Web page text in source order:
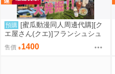
預購 [蜜瓜動漫同人周邊代購][ク
エ屋さん(クエ)]フランシュシュ
と探す!佐賀県よかとこ発見ブッ
ク(同人誌)
售價 1400